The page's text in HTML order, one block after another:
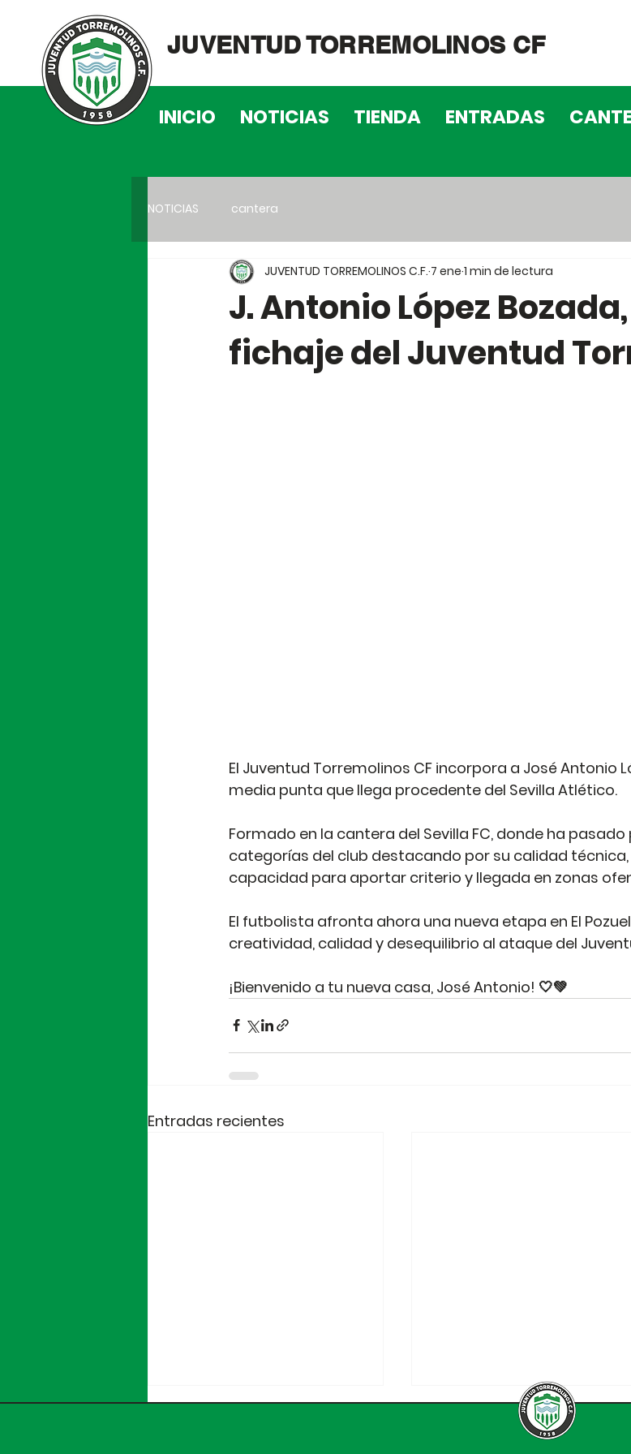
JUVENTUD TORREMOLINOS CF
INICIO NOTICIAS TIENDA ENTRADAS
NOTICIAS cantera
J. Antonio López
fichaje del Juventud
JUVENTUD TORREMOLINOS C.F. 7 ene 1 min de lectura
El Juventud Torremolinos CF incorpora a José Antonio
media punta que llega procedente del Sevilla Atlético.
Formado en la cantera del Sevilla FC, donde ha
categorías del club destacando por su calidad técnica,
capacidad para aportar criterio y llegada en zonas
El futbolista afronta ahora una nueva etapa en El
creatividad, calidad y desequilibrio al ataque del
¡Bienvenido a tu nueva casa, José Antonio! 🤍💚
Entradas recientes
Comunicado Oficial: